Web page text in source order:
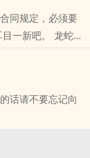
话请不要忘记向
同规定，必须要
一新吧。 龙蛇最
神》也是突破了
书开始了，龙蛇
耗费我太多心血
尽的感觉。 我只
话请不要忘记向